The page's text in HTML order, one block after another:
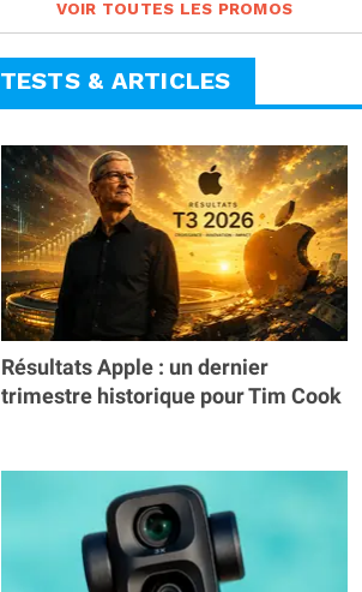
VOIR TOUTES LES PROMOS
TESTS & ARTICLES
Résultats Apple : un dernier
trimestre historique pour Tim Cook